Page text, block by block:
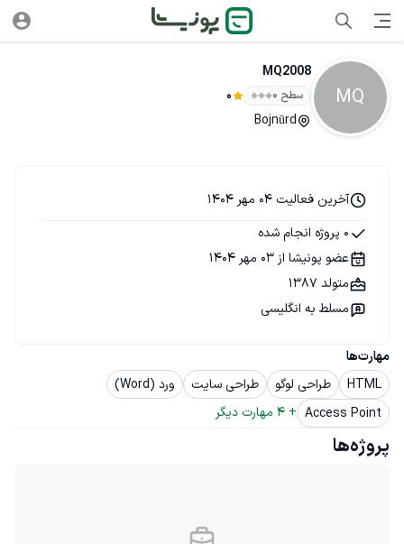
MQ
MQ2008
سطح ۰ 0
Bojnūrd
مهارت‌ها
HTML
طراحی لوگو طراحی سایت
ورد (Word)
Access Point
+
4 مهارت دیگر
آخرین فعالیت 04 مهر 1404
0 پروژه انجام شده
عضو پونیشا از 03 مهر 1404
متولد 1387
مسلط به انگلیسی
پروژه‌ها